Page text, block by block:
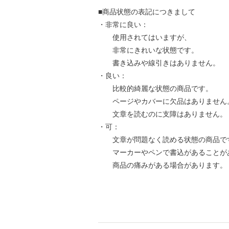
■商品状態の表記につきまして
・非常に良い：
使用されてはいますが、
非常にきれいな状態です。
書き込みや線引きはありません。
・良い：
比較的綺麗な状態の商品です。
ページやカバーに欠品はありません
文章を読むのに支障はありません。
・可：
文章が問題なく読める状態の商品で
マーカーやペンで書込があることが
商品の痛みがある場合があります。